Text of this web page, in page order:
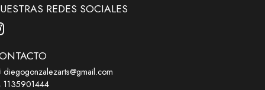
REDES SOCIALES
diegogonzalezarts@gmail.com
1135901444